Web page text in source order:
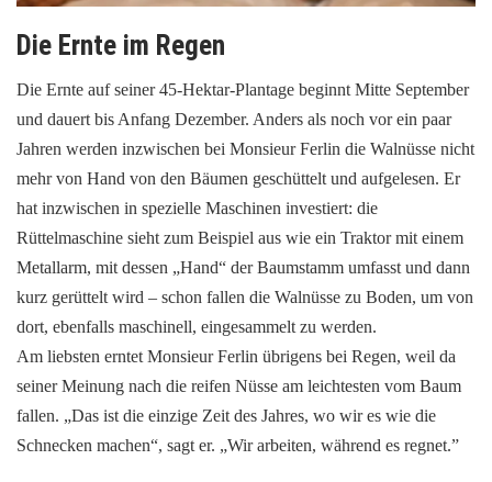
Die Ernte im Regen
Die Ernte auf seiner 45-Hektar-Plantage beginnt Mitte September
und dauert bis Anfang Dezember. Anders als noch vor ein paar
Jahren werden inzwischen bei Monsieur Ferlin die Walnüsse nicht
mehr von Hand von den Bäumen geschüttelt und aufgelesen. Er
hat inzwischen in spezielle Maschinen investiert: die
Rüttelmaschine sieht zum Beispiel aus wie ein Traktor mit einem
Metallarm, mit dessen „Hand“ der Baumstamm umfasst und dann
kurz gerüttelt wird – schon fallen die Walnüsse zu Boden, um von
dort, ebenfalls maschinell, eingesammelt zu werden.
Am liebsten erntet Monsieur Ferlin übrigens bei Regen, weil da
seiner Meinung nach die reifen Nüsse am leichtesten vom Baum
fallen. „Das ist die einzige Zeit des Jahres, wo wir es wie die
Schnecken machen“, sagt er. „Wir arbeiten, während es regnet.”